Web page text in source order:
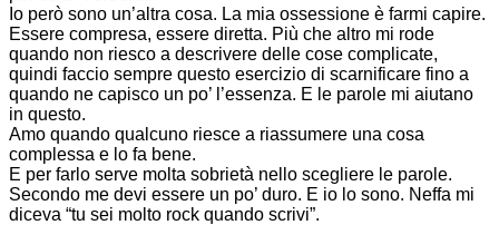
Io però sono un’altra cosa. La mia ossessione è farmi capire.
Essere compresa, essere diretta. Più che altro mi rode
quando non riesco a descrivere delle cose complicate,
quindi faccio sempre questo esercizio di scarnificare fino a
quando ne capisco un po’ l’essenza. E le parole mi aiutano
in questo.
Amo quando qualcuno riesce a riassumere una cosa
complessa e lo fa bene.
E per farlo serve molta sobrietà nello scegliere le parole.
Secondo me devi essere un po’ duro. E io lo sono. Neffa mi
diceva “tu sei molto rock quando scrivi”.